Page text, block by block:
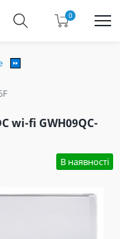
0
wi-fi GWH09QC-
В наявності